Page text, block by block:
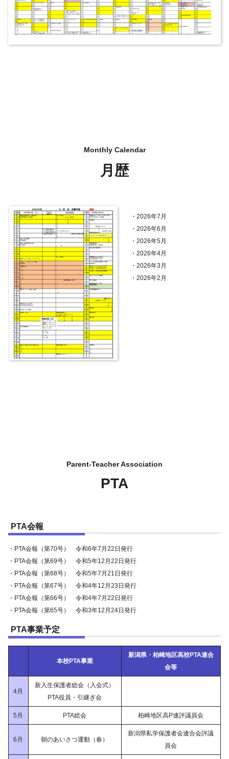
月歴
・2026年7月
・2026年6月
・2026年5月
・2026年4月
・2026年3月
・2026年2月
PTA
PTA会報
・ PTA会報（第70号） 令和6年7月22日発行
・ PTA会報（第69号） 令和5年12月22日発行
・ PTA会報（第68号） 令和5年7月21日発行
・ PTA会報（第67号） 令和4年12月23日発行
・ PTA会報（第66号） 令和4年7月22日発行
・ PTA会報（第65号） 令和3年12月24日発行
PTA事業予定
本校PTA事業
新潟県・柏崎地区高校PTA連合
会等
4月
新入生保護者総会（入会式）
PTA役員・引継ぎ会
5月 PTA総会 柏崎地区高P連評議員会
6月 朝のあいさつ運動（春）
新潟県私学保護者会連合会評議
員会